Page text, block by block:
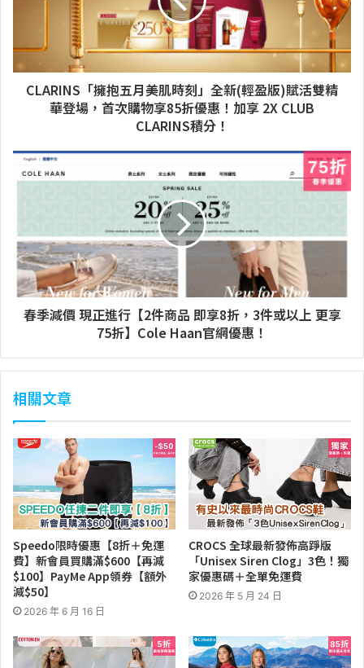
CLARINS「擁抱五月美肌時刻」全新(輕盈版)賦活雙精
華登場，首次購物享85折優惠！加享 2X CLUB
CLARINS積分！
春季減價 現正進行【2件商品 即享8折，3件或以上 更享
75折】Cole Haan官網優惠！
相關文章
Speedo限時優惠【8折＋免運
費】新會員買購滿$600【再減
$100】PayMe App領券【額外
減$50】
2026 年 6 月 16 日
CROCS 全球最新發佈高踭版
「Unisex Siren Clog」3色！獨
家優惠碼＋全單免運費
2026 年 5 月 24 日